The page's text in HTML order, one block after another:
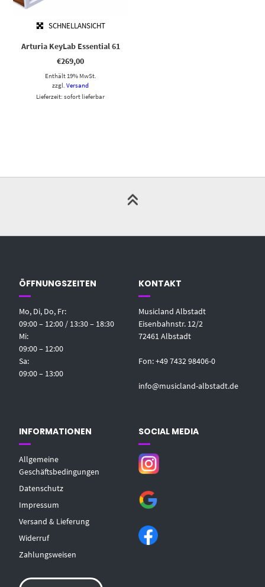
SCHNELLANSICHT
Arturia KeyLab Essential 61
€269,00
Enthält 19% MwSt.
zzgl.Versand
Lieferzeit: sofort lieferbar
ÖFFNUNGSZEITEN
Mo, Di, Do, Fr:
09:00 – 12:00 / 13:30 – 18:30
Mi:
09:00 – 12:00
Sa:
09:00 – 13:00
KONTAKT
Musicland Albstadt
Eisenbahnstr. 12/2
72461 Albstadt
Fon: +49 7432 98406-0
info@musicland-albstadt.de
INFORMATIONEN
Allgemeine
Geschäftsbedingungen
Datenschutz
Impressum
Versand & Lieferung
Widerruf
Zahlungsweisen
SOCIAL MEDIA